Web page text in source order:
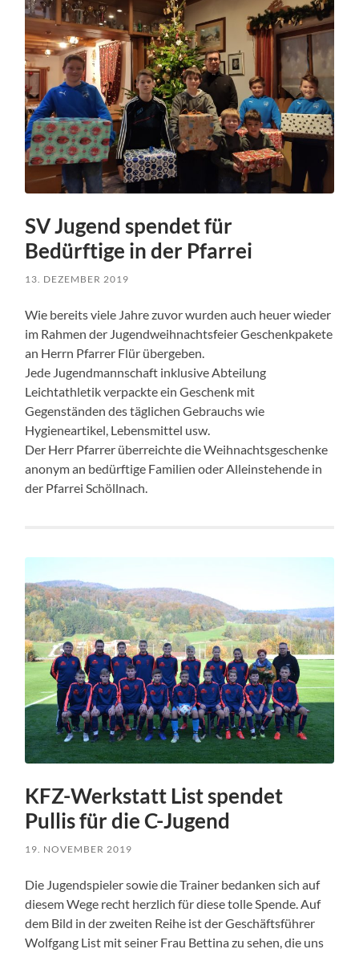
SV Jugend spendet für
Bedürftige in der Pfarrei
13. DEZEMBER 2019
Wie bereits viele Jahre zuvor wurden auch heuer wieder
im Rahmen der Jugendweihnachtsfeier Geschenkpakete
an Herrn Pfarrer Flür übergeben.
Jede Jugendmannschaft inklusive Abteilung
Leichtathletik verpackte ein Geschenk mit
Gegenständen des täglichen Gebrauchs wie
Hygieneartikel, Lebensmittel usw.
Der Herr Pfarrer überreichte die Weihnachtsgeschenke
anonym an bedürftige Familien oder Alleinstehende in
der Pfarrei Schöllnach.
KFZ-Werkstatt List spendet
Pullis für die C-Jugend
19. NOVEMBER 2019
Die Jugendspieler sowie die Trainer bedanken sich auf
diesem Wege recht herzlich für diese tolle Spende. Auf
dem Bild in der zweiten Reihe ist der Geschäftsführer
Wolfgang List mit seiner Frau Bettina zu sehen, die uns